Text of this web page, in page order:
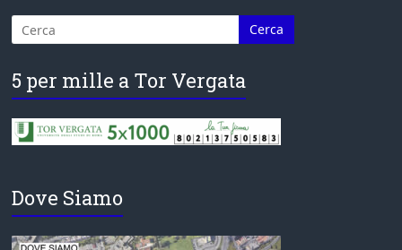
5 per mille a Tor Vergata
Dove Siamo